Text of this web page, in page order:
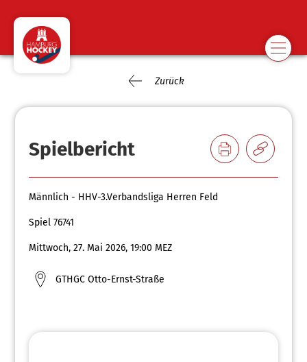
Zurück
Spielbericht
Männlich - HHV-3.Verbandsliga Herren Feld
Spiel 76741
Mittwoch, 27. Mai 2026, 19:00 MEZ
GTHGC Otto-Ernst-Straße